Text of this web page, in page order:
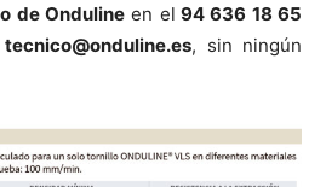
de Onduline en el 94 636 18 65
tecnico@onduline.es, sin ningún